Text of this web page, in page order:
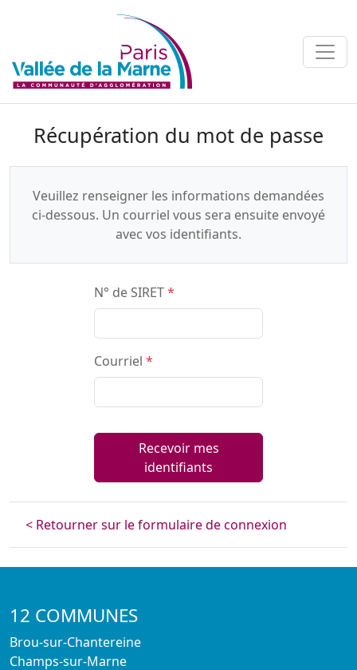
Récupération du mot de passe
Veuillez renseigner les informations demandées
ci-dessous. Un courriel vous sera ensuite envoyé
avec vos identifiants.
N° de SIRET*
Courriel *
Recevoir mes
identifiants
< Retourner sur le formulaire de connexion
12 COMMUNES
Brou-sur-Chantereine
Champs-sur-Marne